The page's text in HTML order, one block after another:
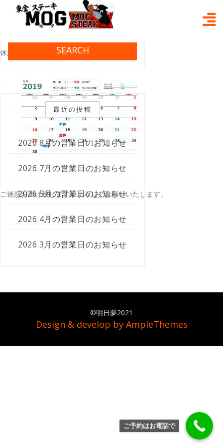
2019.9月 休業日のお知らせ
2019年9月2日 mogmog
休業日のお知らせです。
ご迷惑お掛け致しますがよろしくお願いいたします。
SEARCH
最近の投稿
2026.8月の営業日のお知らせ
2026.7月の営業日のお知らせ
2026.5月の営業日のお知らせ
2026.4月の営業日のお知らせ
2026.3月の営業日のお知らせ
©明日夢2021
Design & develop by AmpleThemes
ご予約はお電話で